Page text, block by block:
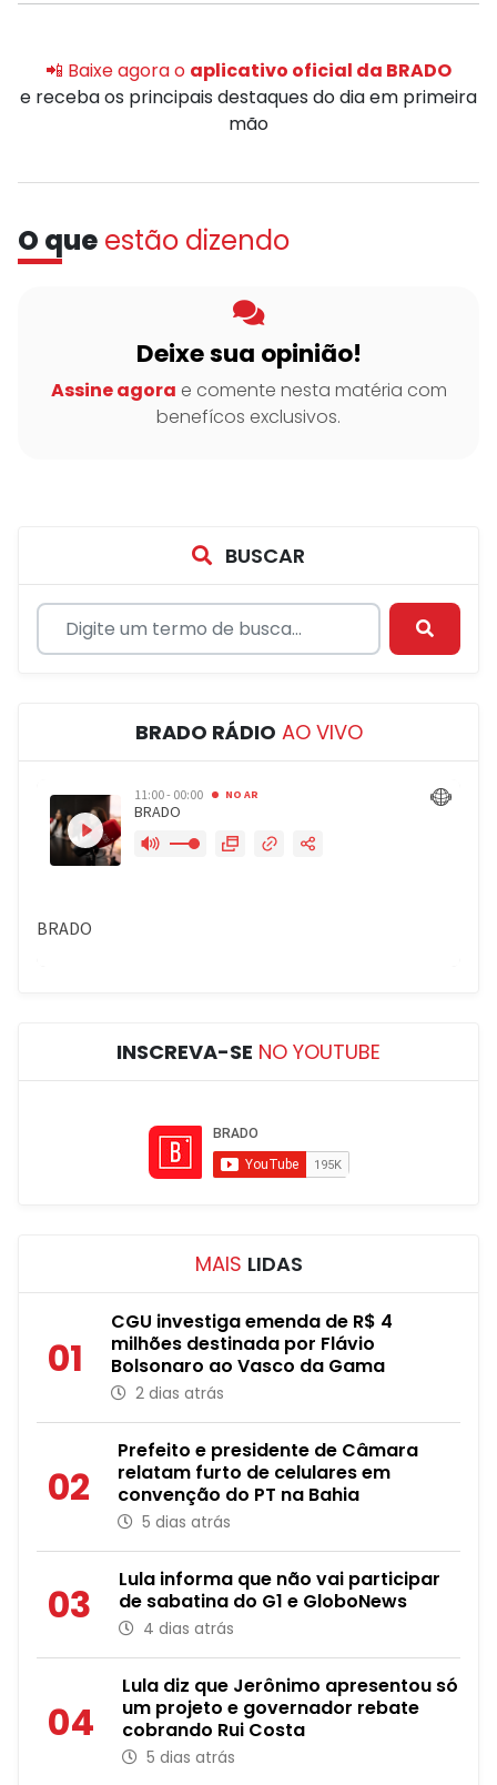
📲 Baixe agora o aplicativo oficial da BRADO
e receba os principais destaques do dia em primeira
mão
O que estão dizendo
Deixe sua opinião!
Assine agora e comente nesta matéria com
benefícos exclusivos.
BUSCAR
BRADO RÁDIO AO VIVO
INSCREVA-SE NO YOUTUBE
MAIS LIDAS
01
CGU investiga emenda de R$ 4
milhões destinada por Flávio
Bolsonaro ao Vasco da Gama
2 dias atrás
02
Prefeito e presidente de Câmara
relatam furto de celulares em
convenção do PT na Bahia
5 dias atrás
03
Lula informa que não vai participar
de sabatina do G1 e GloboNews
4 dias atrás
04
Lula diz que Jerônimo apresentou só
um projeto e governador rebate
cobrando Rui Costa
5 dias atrás